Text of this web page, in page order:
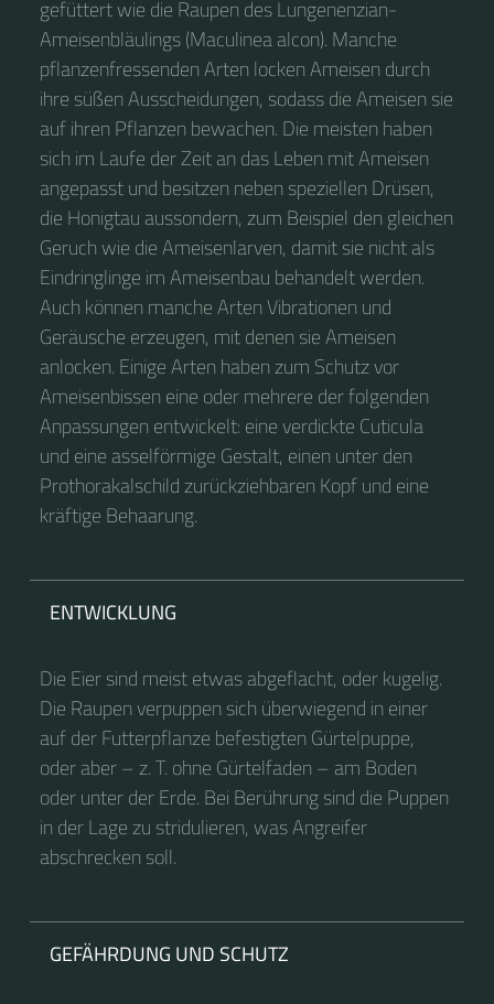
gefüttert wie die Raupen des Lungenenzian-
Ameisenbläulings (Maculinea alcon). Manche
pflanzenfressenden Arten locken Ameisen durch
ihre süßen Ausscheidungen, sodass die Ameisen sie
auf ihren Pflanzen bewachen. Die meisten haben
sich im Laufe der Zeit an das Leben mit Ameisen
angepasst und besitzen neben speziellen Drüsen,
die Honigtau aussondern, zum Beispiel den gleichen
Geruch wie die Ameisenlarven, damit sie nicht als
Eindringlinge im Ameisenbau behandelt werden.
Auch können manche Arten Vibrationen und
Geräusche erzeugen, mit denen sie Ameisen
anlocken. Einige Arten haben zum Schutz vor
Ameisenbissen eine oder mehrere der folgenden
Anpassungen entwickelt: eine verdickte Cuticula
und eine asselförmige Gestalt, einen unter den
Prothorakalschild zurückziehbaren Kopf und eine
kräftige Behaarung.
ENTWICKLUNG
Die Eier sind meist etwas abgeflacht, oder kugelig.
Die Raupen verpuppen sich überwiegend in einer
auf der Futterpflanze befestigten Gürtelpuppe,
oder aber – z. T. ohne Gürtelfaden – am Boden
oder unter der Erde. Bei Berührung sind die Puppen
in der Lage zu stridulieren, was Angreifer
abschrecken soll.
GEFÄHRDUNG UND SCHUTZ